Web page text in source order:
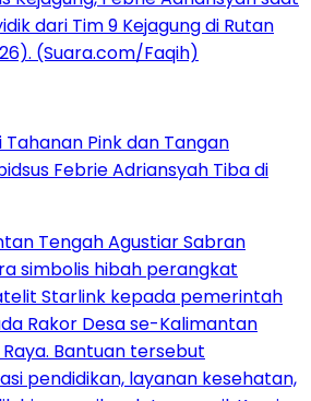
Pink dan Tangan
Febrie Adriansyah Tiba di